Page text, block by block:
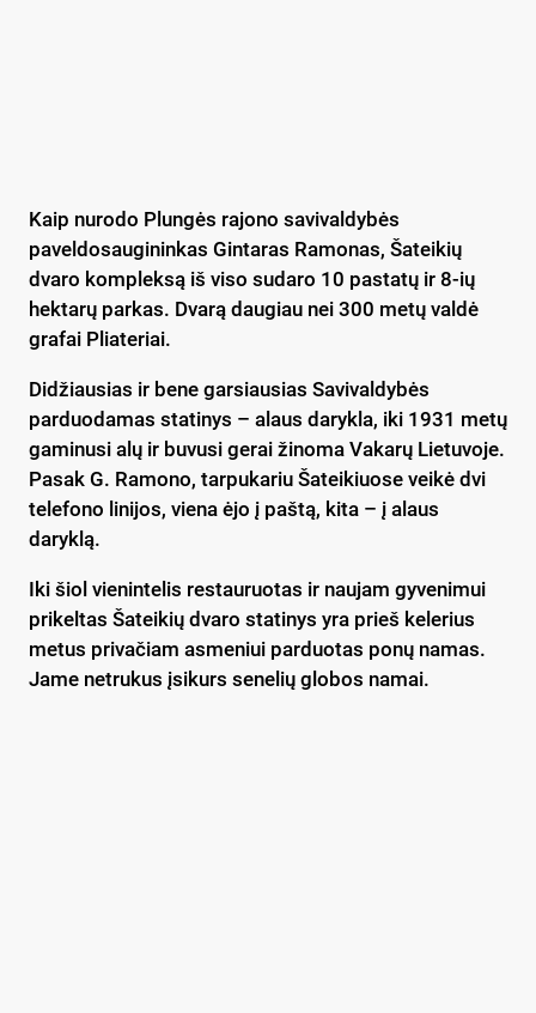
Kaip nurodo Plungės rajono savivaldybės
paveldosaugininkas Gintaras Ramonas, Šateikių
dvaro kompleksą iš viso sudaro 10 pastatų ir 8-ių
hektarų parkas. Dvarą daugiau nei 300 metų valdė
grafai Pliateriai.
Didžiausias ir bene garsiausias Savivaldybės
parduodamas statinys – alaus darykla, iki 1931 metų
gaminusi alų ir buvusi gerai žinoma Vakarų Lietuvoje.
Pasak G. Ramono, tarpukariu Šateikiuose veikė dvi
telefono linijos, viena ėjo į paštą, kita – į alaus
daryklą.
Iki šiol vienintelis restauruotas ir naujam gyvenimui
prikeltas Šateikių dvaro statinys yra prieš kelerius
metus privačiam asmeniui parduotas ponų namas.
Jame netrukus įsikurs senelių globos namai.